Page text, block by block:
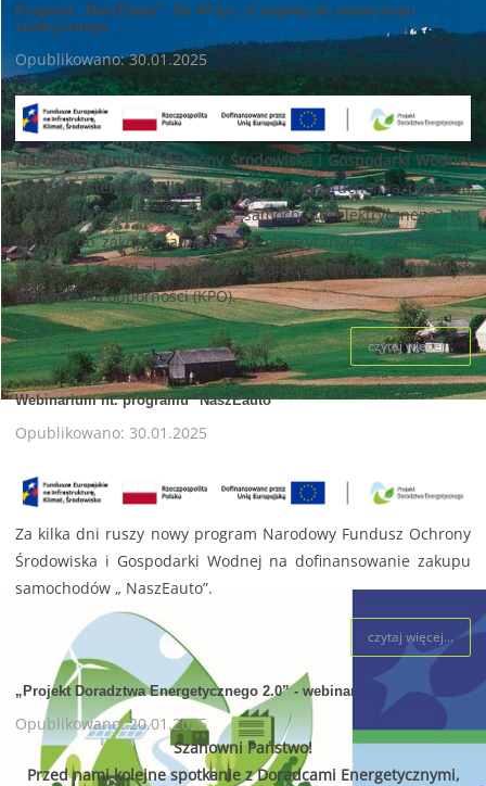
WSPIERAMY
Program „NaszEauto”. Do 40 tys. zł dopłaty do samochodu
elektrycznego
Opublikowano: 30.01.2025
Narodowy Fundusz Ochrony Środowiska i Gospodarki Wodnej
oraz Ministerstwo Klimatu i Środowiskauruchomią program
„NaszEauto”. Planujesz zakup samochodu elektrycznego? Na
dopłaty do zakupu samochodów elektrycznych przeznaczone
zostanie 1,6 mld zł ze środków krajowego Planu Odbudowy i
Zwiększania odporności (KPO).
czytaj więcej...
Webinarium nt. programu "NaszEauto"
Opublikowano: 30.01.2025
Za kilka dni ruszy nowy program Narodowy Fundusz Ochrony
Środowiska i Gospodarki Wodnej na dofinansowanie zakupu
samochodów „ NaszEauto”.
czytaj więcej...
„Projekt Doradztwa Energetycznego 2.0” - webinar
Opublikowano: 20.01.2025
Szanowni Państwo!
Przed nami kolejne spotkanie z Doradcami Energetycznymi,